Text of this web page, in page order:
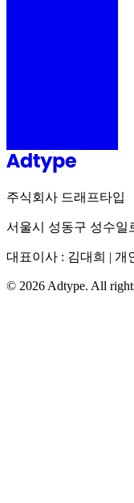
주식회사 드래프타입
서울시 성동구 성수일
대표이사 : 김대희 | 개
© 2026 Adtype. All